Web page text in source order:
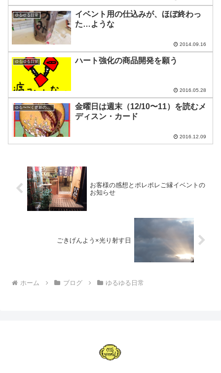
ゆるゆる日常
イベント用の仕込みが、ほぼ終わっ
た…ような
2014.09.16
ゆるゆる日常 ハート強化の商品開発を願う
2016.05.28
ゆる〜〜く更新の日めくり
金曜日は週末（12/10〜11）を読むメ
ディスン・カード
2016.12.09
お客様の感想とポレポレご縁イベントの
お知らせ
ごきげんよう×光り射す日
ホーム ブログ ゆるゆる日常